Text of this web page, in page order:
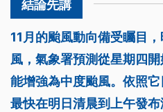
11月的颱風動向備受矚目
風，氣象署預測從星期四
能增強為中度颱風。依照
最快在明日清晨到上午發